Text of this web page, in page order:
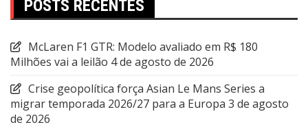
POSTS RECENTES
McLaren F1 GTR: Modelo avaliado em R$ 180
Milhões vai a leilão 4 de agosto de 2026
Crise geopolítica força Asian Le Mans Series a
migrar temporada 2026/27 para a Europa 3 de agosto
de 2026